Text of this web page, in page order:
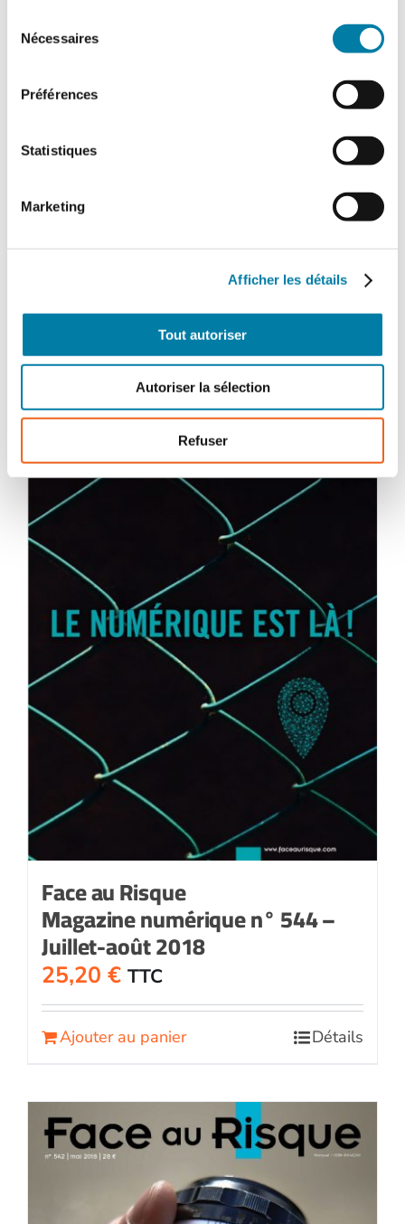
Nécessaires
Préférences
Statistiques
Marketing
Afficher les détails
Tout autoriser
Autoriser la sélection
Refuser
Face au Risque
Magazine numérique n° 543 –
Juin 2018
Ajouter au panier
Face au Risque
Magazine numérique n° 544 –
Juillet-août 2018
25,20 € TTC
Ajouter au panier Détails